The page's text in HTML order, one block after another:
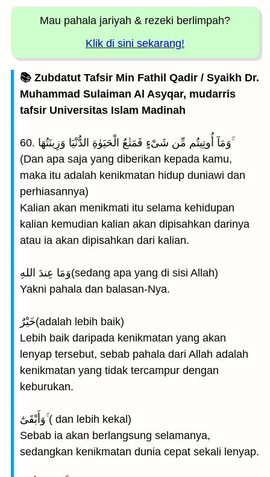
Mau pahala jariyah & rezeki berlimpah?
Klik di sini sekarang!
📚 Zubdatut Tafsir Min Fathil Qadir / Syaikh Dr.
Muhammad Sulaiman Al Asyqar, mudarris
tafsir Universitas Islam Madinah
60. وَمَآ أُوتِيتُم مِّن شَىْءٍ فَمَتٰعُ الْحَيَوٰةِ الدُّنْيَا وَزِينَتُهَا ۚ
(Dan apa saja yang diberikan kepada kamu,
maka itu adalah kenikmatan hidup duniawi dan
perhiasannya)
Kalian akan menikmati itu selama kehidupan
kalian kemudian kalian akan dipisahkan darinya
atau ia akan dipisahkan dari kalian.
وَمَا عِندَ اللهِ(sedang apa yang di sisi Allah)
Yakni pahala dan balasan-Nya.
خَيْرٌ(adalah lebih baik)
Lebih baik daripada kenikmatan yang akan
lenyap tersebut, sebab pahala dari Allah adalah
kenikmatan yang tidak tercampur dengan
keburukan.
وَأَبْقَىٰٓ ۚ( dan lebih kekal)
Sebab ia akan berlangsung selamanya,
sedangkan kenikmatan dunia cepat sekali lenyap.